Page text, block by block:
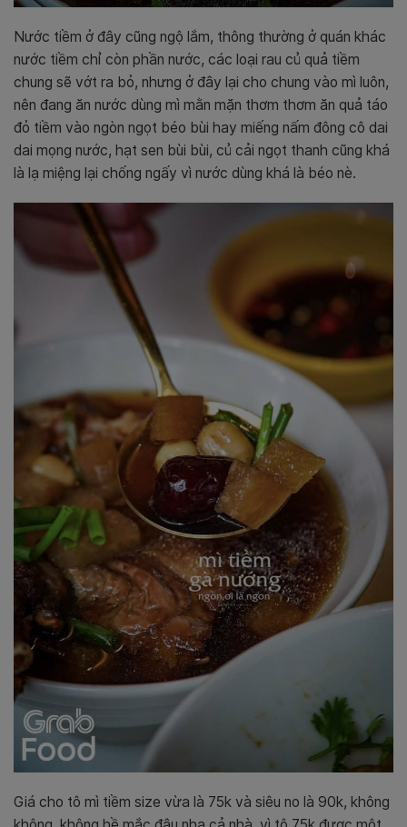
Nước tiềm ở đây cũng ngộ lắm, thông thường ở quán khác
nước tiềm chỉ còn phần nước, các loại rau củ quả tiềm
chung sẽ vớt ra bỏ, nhưng ở đây lại cho chung vào mì luôn,
nên đang ăn nước dùng mì mằn mặn thơm thơm ăn quả táo
đỏ tiềm vào ngòn ngọt béo bùi hay miếng nấm đông cô dai
dai mọng nước, hạt sen bùi bùi, củ cải ngọt thanh cũng khá
là lạ miệng lại chống ngấy vì nước dùng khá là béo nè.
Giá cho tô mì tiềm size vừa là 75k và siêu no là 90k, không